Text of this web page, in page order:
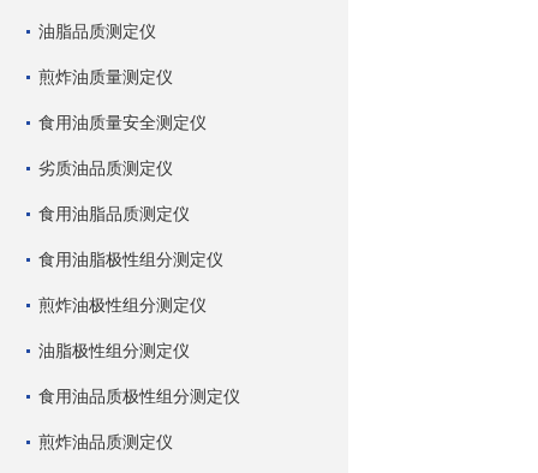
油脂品质测定仪
煎炸油质量测定仪
食用油质量安全测定仪
劣质油品质测定仪
食用油脂品质测定仪
食用油脂极性组分测定仪
煎炸油极性组分测定仪
油脂极性组分测定仪
食用油品质极性组分测定仪
煎炸油品质测定仪